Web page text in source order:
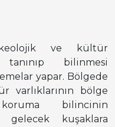
ve kültür
bilinmesi
yapar. Bölgede
varlıklarının bölge
koruma bilincinin
gelecek kuşaklara